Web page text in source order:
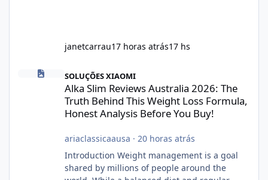
janetcarrau17 horas atrás17 hs
SOLUÇÕES XIAOMI
Alka Slim Reviews Australia 2026: The
Truth Behind This Weight Loss Formula,
Honest Analysis Before You Buy!
ariaclassicaausa · 20 horas atrás
Introduction Weight management is a goal
shared by millions of people around the